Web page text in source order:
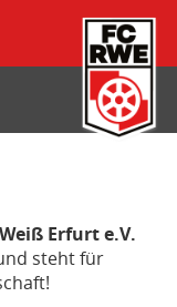
Erfurte.V.
steht für